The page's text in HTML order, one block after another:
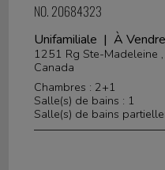
NO. 20684323
Unifamiliale | À Vendre
1251 Rg Ste-Madeleine
Canada
Chambres : 2+1
Salle(s) de bains : 1
Salle(s) de bains